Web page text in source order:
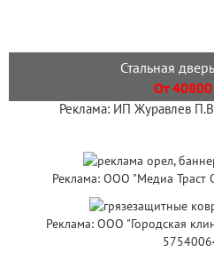
Стальная
От
Реклама: ИП Журавлев
Реклама: ООО "Медиа
Реклама: ООО "Городская